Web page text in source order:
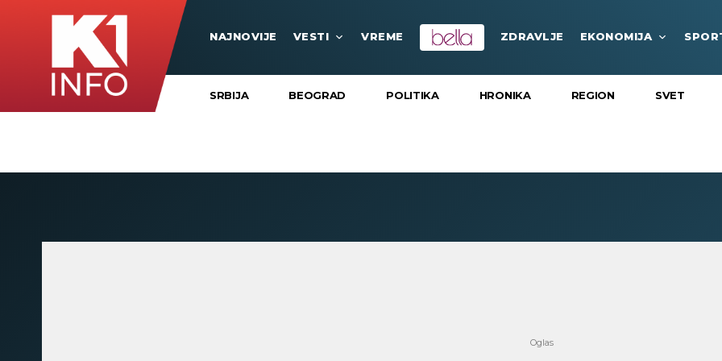
NAJNOVIJE VESTI VREME ZDRAVLJE EKONOMIJA
SRBIJA BEOGRAD POLITIKA HRONIKA REGION SVET